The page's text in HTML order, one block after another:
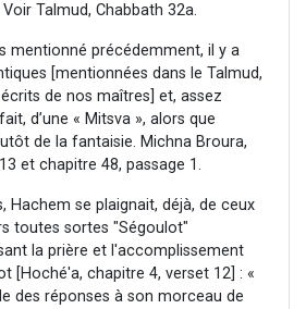
Talmud, Chabbath 32a.
mentionné précédemment, il y a
[mentionnées dans le Talmud,
de nos maîtres] et, assez
d’une « Mitsva », alors que
de la fantaisie. Michna Broura,
et chapitre 48, passage 1.
Hachem se plaignait, déjà, de ceux
toutes sortes "Ségoulot"
la prière et l'accomplissement
[Hoché'a, chapitre 4, verset 12] : «
des réponses à son morceau de